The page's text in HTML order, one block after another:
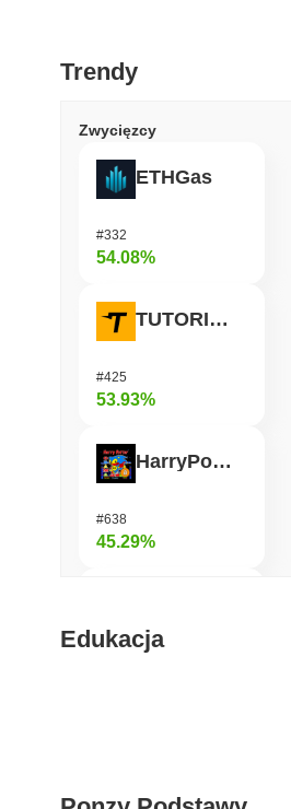
Trendy
Zwycięzcy
ETHGas
#332
54.08%
TUTORIAL
#425
53.93%
HarryPotterObamaSonic10Inu (ETH)
#638
45.29%
#996
Edukacja